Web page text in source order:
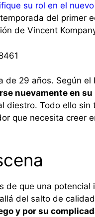
su rol en el
del primer
de Vincent
29 años. Según el
nuevamente en
diestro. Todo ello sin
que necesita creer
de que una potencial
del salto de
y por su